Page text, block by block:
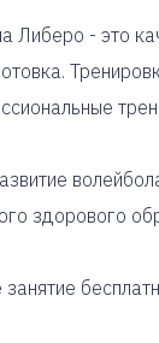
Либеро - это
здорового